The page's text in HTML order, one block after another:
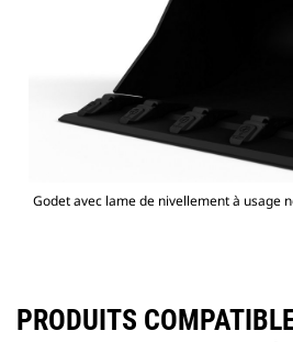
Godet avec lame de nivellement à usage
PRODUITS